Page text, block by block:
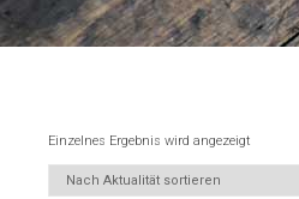
Einzelnes Ergebnis wird angezeigt